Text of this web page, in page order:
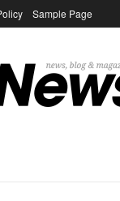
Sample Page